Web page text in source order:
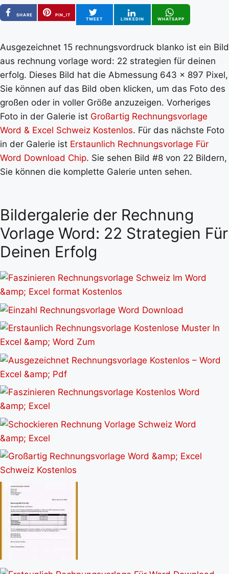
SHARE
PIN_IT
TWEET
LINKEDIN WHATSAPP
Ausgezeichnet 15 rechnungsvordruck blanko ist ein Bild
aus rechnung vorlage word: 22 strategien für deinen
erfolg. Dieses Bild hat die Abmessung 643 x 897 Pixel,
Sie können auf das Bild oben klicken, um das Foto des
großen oder in voller Größe anzuzeigen. Vorheriges
Foto in der Galerie ist Großartig Rechnungsvorlage
Word & Excel Schweiz Kostenlos. Für das nächste Foto
in der Galerie ist Erstaunlich Rechnungsvorlage Für
Word Download Chip. Sie sehen Bild #8 von 22 Bildern,
Sie können die komplette Galerie unten sehen.
Bildergalerie der Rechnung
Vorlage Word: 22 Strategien Für
Deinen Erfolg